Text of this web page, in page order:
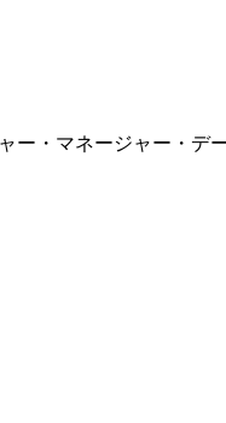
・マネージャー・